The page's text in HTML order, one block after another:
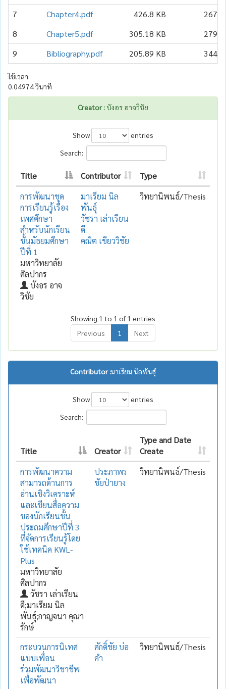
7
Chapter4.pdf 426.8 KB 267
8
Chapter5.pdf 305.18 KB 279
9
Bibliography.pdf 205.89 KB 344
ใช้เวลา
0.04974 วินาที
Creator : บังอร อาจวิชัย
Show
entries
Search:
Title Contributor
Type
การพัฒนาชุด
การเรียนรู้เรื่อง
เพศศึกษา
สำหรับนักเรียน
ชั้นมัธยมศึกษา
ปีที่ 1
มหาวิทยาลัย
ศิลปากร
บังอร อาจ
วิชัย
มาเรียม นิล
พันธุ์
วัชรา เล่าเรียน
ดี
คณิต เขียววิชัย
วิทยานิพนธ์/Thesis
Showing 1 to 1 of 1 entries
Previous
1 Next
Contributor :มาเรียม นิลพันธุ์
Show
entries
Search:
Title Creator
Type and Date
Create
การพัฒนาความ
สามารถด้านการ
อ่านเชิงวิเคราะห์
และเขียนสื่อความ
ของนักเรียนชั้น
ประถมศึกษาปีที่ 3
ที่จัดการเรียนรู้โดย
ใช้เทคนิค KWL-
Plus
มหาวิทยาลัย
ศิลปากร
วัชรา เล่าเรียน
ดี;มาเรียม นิล
พันธุ์;กาญจนา คุณา
รักษ์
ประภาพร
ชัยป่ายาง
วิทยานิพนธ์/Thesis
กระบวนการนิเทศ
แบบเพื่อน
ร่วมพัฒนาวิชาชีพ
เพื่อพัฒนา
ศักดิ์ชัย บ่อ
คำ
วิทยานิพนธ์/Thesis